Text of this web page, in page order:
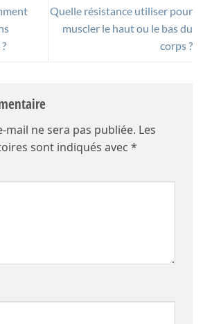
Quelle résistance utiliser pour
muscler le haut ou le bas du
corps ?
mail ne sera pas publiée. Les
sont indiqués avec *